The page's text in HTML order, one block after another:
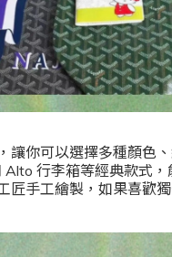
你可以選擇多種顏色
行李箱等經典款式
匠手工繪製，如果喜歡